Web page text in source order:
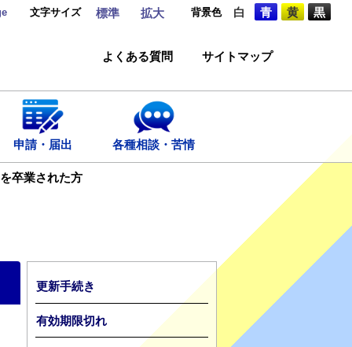
文字サイズ 標準 拡大 背景色 白 青 黄 黒
よくある質問 サイトマップ
申請・届出 各種相談・苦情
卒業された方
更新手続き
有効期限切れ